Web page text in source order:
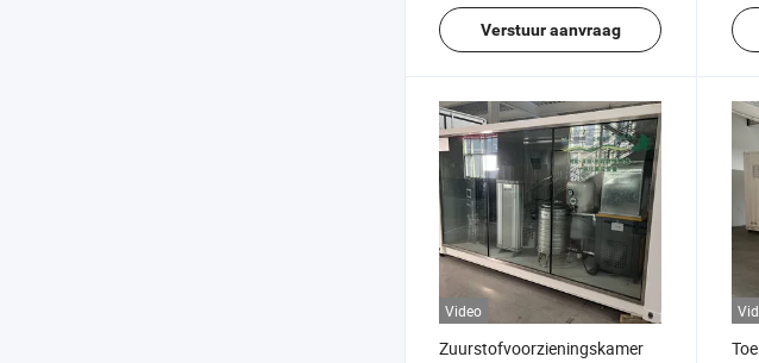
Verstuur aanvraag
Video
Zuurstofvoorzieningskamer